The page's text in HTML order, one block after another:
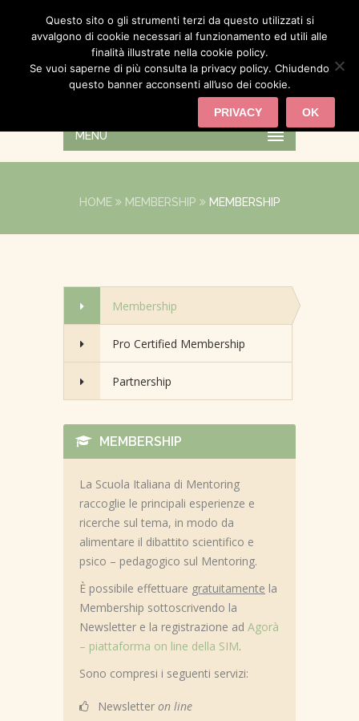
MENU
HOME MEMBERSHIP MEMBERSHIP
Membership
Pro Certified Membership
Partnership
MEMBERSHIP
La Scuola Italiana di Mentoring
raccoglie le principali esperienze e
ricerche sul tema, in modo da
alimentare il dibattito scientifico e
psico – pedagogico sul Mentoring.
È possibile effettuare gratuitamente la
Membership sottoscrivendo la
Newsletter e la registrazione ad Agorà
– piattaforma on line della SIM.
Sono compresi i seguenti servizi:
Newsletter on line
Questo sito o gli strumenti terzi da questo utilizzati si
avvalgono di cookie necessari al funzionamento ed utili alle
finalità illustrate nella cookie policy.
Se vuoi saperne di più consulta la privacy policy. Chiudendo
questo banner acconsenti all’uso dei cookie.
OK
PRIVACY